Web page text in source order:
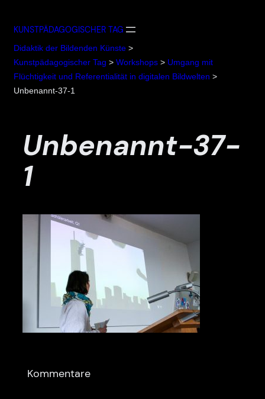
Inhalt
KUNSTPÄDAGOGISCHER TAG
Didaktik der Bildenden Künste >
Kunstpädagogischer Tag > Workshops > Umgang mit
Flüchtigkeit und Referentialität in digitalen Bildwelten >
Unbenannt-37-1
Unbenannt-37-
1
Kommentare